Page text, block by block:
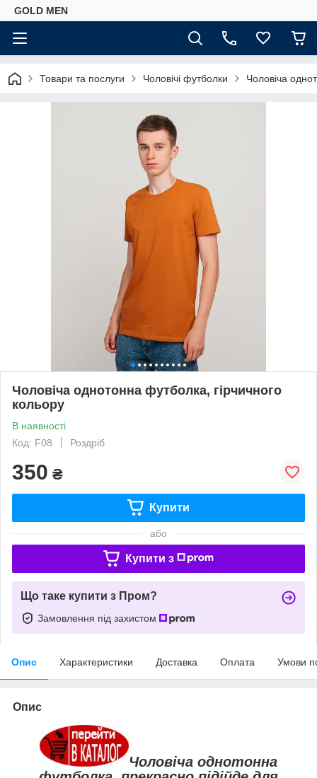
GOLD MEN
Товари та послуги Чоловічі футболки Чоловіча
Чоловіча однотонна футболка, гірчичного
кольору
В наявності
Код: F08
Роздріб
350 ₴
Купити
або
Купити з
Що таке купити з Пром?
Замовлення під захистом
Опис Характеристики Доставка Оплата Умови
Опис
Чоловіча однотонна